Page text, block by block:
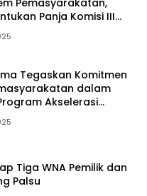
Pemasyarakatan,
Panja Komisi III
Tegaskan Komitmen
dalam
Akselerasi
Tiga WNA Pemilik dan
Palsu